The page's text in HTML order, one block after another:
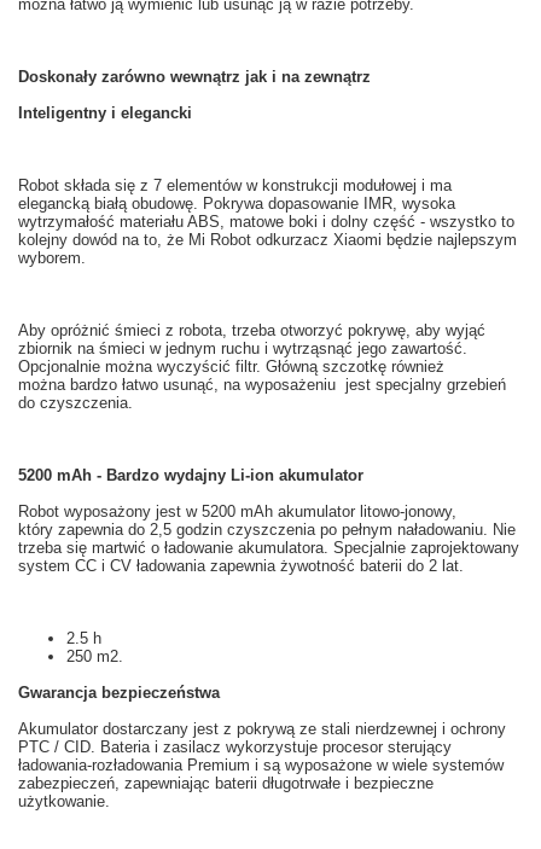
można łatwo ją wymienić lub usunąć ją w razie potrzeby.
Doskonały zarówno wewnątrz jak i na zewnątrz
Inteligentny i elegancki
Robot składa się z 7 elementów w konstrukcji modułowej i ma
elegancką białą obudowę. Pokrywa dopasowanie IMR, wysoka
wytrzymałość materiału ABS, matowe boki i dolny część - wszystko to
kolejny dowód na to, że Mi Robot odkurzacz Xiaomi będzie najlepszym
wyborem.
Aby opróżnić śmieci z robota, trzeba otworzyć pokrywę, aby wyjąć
zbiornik na śmieci w jednym ruchu i wytrząsnąć jego zawartość.
Opcjonalnie można wyczyścić filtr. Główną szczotkę również
można bardzo łatwo usunąć, na wyposażeniu jest specjalny grzebień
do czyszczenia.
5200 mAh - Bardzo wydajny Li-ion akumulator
Robot wyposażony jest w 5200 mAh akumulator litowo-jonowy,
który zapewnia do 2,5 godzin czyszczenia po pełnym naładowaniu. Nie
trzeba się martwić o ładowanie akumulatora. Specjalnie zaprojektowany
system CC i CV ładowania zapewnia żywotność baterii do 2 lat.
2.5 h
250 m2.
Gwarancja bezpieczeństwa
Akumulator dostarczany jest z pokrywą ze stali nierdzewnej i ochrony
PTC / CID. Bateria i zasilacz wykorzystuje procesor sterujący
ładowania-rozładowania Premium i są wyposażone w wiele systemów
zabezpieczeń, zapewniając baterii długotrwałe i bezpieczne
użytkowanie.